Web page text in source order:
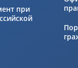
при